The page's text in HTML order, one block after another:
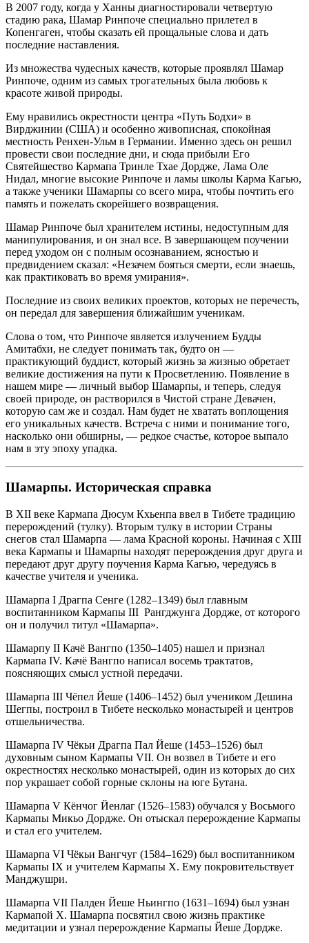
В 2007 году, когда у Ханны диагностировали четвертую
стадию рака, Шамар Ринпоче специально прилетел в
Копенгаген, чтобы сказать ей прощальные слова и дать
последние наставления.
Из множества чудесных качеств, которые проявлял Шамар
Ринпоче, одним из самых трогательных была любовь к
красоте живой природы.
Ему нравились окрестности центра «Путь Бодхи» в
Вирджинии (США) и особенно живописная, спокойная
местность Ренхен-Ульм в Германии. Именно здесь он решил
провести свои последние дни, и сюда прибыли Его
Святейшество Кармапа Тринле Тхае Дордже, Лама Оле
Нидал, многие высокие Ринпоче и ламы школы Карма Кагью,
а также ученики Шамарпы со всего мира, чтобы почтить его
память и пожелать скорейшего возвращения.
Шамар Ринпоче был хранителем истины, недоступным для
манипулирования, и он знал все. В завершающем поучении
перед уходом он с полным осознаванием, ясностью и
предвидением сказал: «Незачем бояться смерти, если знаешь,
как практиковать во время умирания».
Последние из своих великих проектов, которых не перечесть,
он передал для завершения ближайшим ученикам.
Слова о том, что Ринпоче является излучением Будды
Амитабхи, не следует понимать так, будто он —
практикующий буддист, который жизнь за жизнью обретает
великие достижения на пути к Просветлению. Появление в
нашем мире — личный выбор Шамарпы, и теперь, следуя
своей природе, он растворился в Чистой стране Девачен,
которую сам же и создал. Нам будет не хватать воплощения
его уникальных качеств. Встреча с ними и понимание того,
насколько они обширны, — редкое счастье, которое выпало
нам в эту эпоху упадка.
Шамарпы. Историческая справка
В XII веке Каpмапа Дюсум Кхьенпа ввел в Тибете традицию
пеpеpождений (тулку). Вторым тулку в истории Страны
снегов стал Шамаpпа — лама Красной короны. Начиная с XIII
века Кармапы и Шамарпы находят перерождения друг друга и
передают друг другу поучения Карма Кагью, чередуясь в
качестве учителя и ученика.
Шамаpпа I Дpагпа Сенге (1282–1349) был главным
воспитанником Каpмапы III Рангджунга Доpдже, от котоpого
он и получил титул «Шамаpпа».
Шамаpпу II Качё Вангпо (1350–1405) нашел и признал
Каpмапа IV. Качё Вангпо написал восемь трактатов,
поясняющих смысл устной передачи.
Шамаpпа III Чёпел Йеше (1406–1452) был учеником Дешина
Шегпы, построил в Тибете несколько монастырей и центров
отшельничества.
Шамаpпа IV Чёкьи Дpагпа Пал Йеше (1453–1526) был
духовным сыном Каpмапы VII. Он возвел в Тибете и его
окрестностях несколько монастырей, один из которых до сих
пор украшает собой горные склоны на юге Бутана.
Шамаpпа V Кёнчог Йенлаг (1526–1583) обучался у Восьмого
Каpмапы Микьо Доpдже. Он отыскал перерождение Кармапы
и стал его учителем.
Шамаpпа VI Чёкьи Вангчуг (1584–1629) был воспитанником
Каpмапы IX и учителем Кармапы X. Ему покровительствует
Манджушри.
Шамаpпа VII Палден Йеше Ньингпо (1631–1694) был узнан
Каpмапой Х. Шамарпа посвятил свою жизнь практике
медитации и узнал перерождение Кармапы Йеше Дордже.